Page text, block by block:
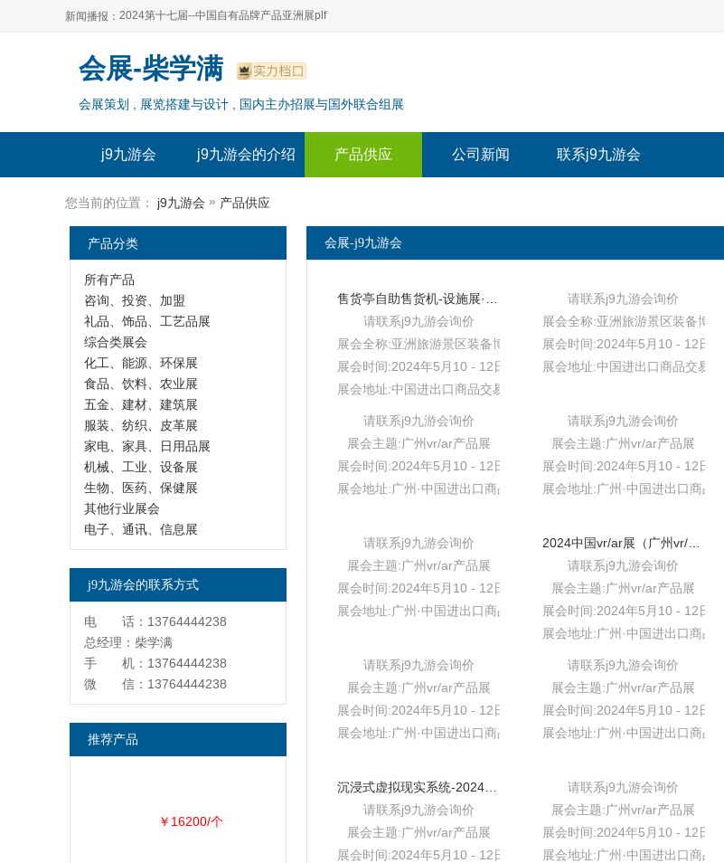
新闻播报：
2024上海自有品牌展--百货展|食品展 零售展|oem展
2024全球自有--品牌产品亚洲展（plf）
2024上海自有品牌展--2024上海oem 贴牌代加工展
2024第十七届--中国自有品牌产品亚洲展plf
2024全球自有--品牌产品亚洲展（plf）
2024年上海--第17届自有品牌展
会展-柴学满
会展策划 , 展览搭建与设计 , 国内主办招展与国外联合组展
j9九游会 j9九游会的介绍 产品供应 公司新闻 联系j9九游会
您当前的位置： j9九游会 » 产品供应
会展-j9九游会
请联系j9九游会询价
展会全称:亚洲旅游景区装备博览会
展会时间:2024年5月10 - 12日
展会地址:中国进出口商品交易会展馆
请联系j9九游会询价
展会全称:亚洲旅游景区装备博览
展会时间:2024年5月10 - 12日
展会地址:中国进出口商品交易会
请联系j9九游会询价
展会主题:广州vr/ar产品展
展会时间:2024年5月10 - 12日
展会地址:广州·中国进出口商品交易会展馆
请联系j9九游会询价
展会主题:广州vr/ar产品展
展会时间:2024年5月10 - 12日
展会地址:广州·中国进出口商品
请联系j9九游会询价
展会主题:广州vr/ar产品展
展会时间:2024年5月10 - 12日
展会地址:广州·中国进出口商品交易会展馆
2024中国vr/ar展（广州vr/ar展）-增强式虚拟现实系统
请联系j9九游会询价
展会主题:广州vr/ar产品展
展会时间:2024年5月10 - 12日
展会地址:广州·中国进出口商品
请联系j9九游会询价
展会主题:广州vr/ar产品展
展会时间:2024年5月10 - 12日
展会地址:广州·中国进出口商品交易会展馆
请联系j9九游会询价
展会主题:广州vr/ar产品展
展会时间:2024年5月10 - 12日
展会地址:广州·中国进出口商品
请联系j9九游会询价
展会主题:广州vr/ar产品展
展会时间:2024年5月10 - 12日
请联系j9九游会询价
展会主题:广州vr/ar产品展
展会时间:2024年5月10 - 12日
展会地址:广州·中国进出口商品
产品分类
所有产品
咨询、投资、加盟
礼品、饰品、工艺品展
综合类展会
化工、能源、环保展
食品、饮料、农业展
五金、建材、建筑展
服装、纺织、皮革展
家电、家具、日用品展
机械、工业、设备展
生物、医药、保健展
其他行业展会
电子、通讯、信息展
j9九游会的联系方式
电 话：13764444238
总经理：柴学满
手 机：13764444238
微 信：13764444238
推荐产品
￥16200/个